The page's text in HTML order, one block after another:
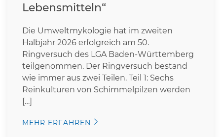
Lebensmitteln“
Die Umweltmykologie hat im zweiten
Halbjahr 2026 erfolgreich am 50.
Ringversuch des LGA Baden-Württemberg
teilgenommen. Der Ringversuch bestand
wie immer aus zwei Teilen. Teil 1: Sechs
Reinkulturen von Schimmelpilzen werden
[…]
MEHR ERFAHREN